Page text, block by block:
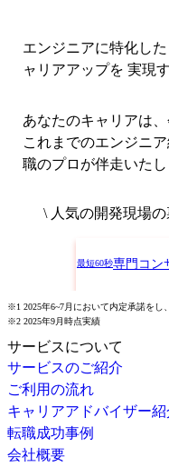
エンジニアに特化し
ャリアアップを 実現
あなたのキャリアは、
これまでのエンジニ
職のプロが伴走いたし
\ 人気の開発現場
最短60秒専門コン
※1 2025年6~7月において内定承諾を
※2 2025年9月時点実績
サービスについて
サービスのご紹介
ご利用の流れ
キャリアアドバイザー紹
転職成功事例
会社概要